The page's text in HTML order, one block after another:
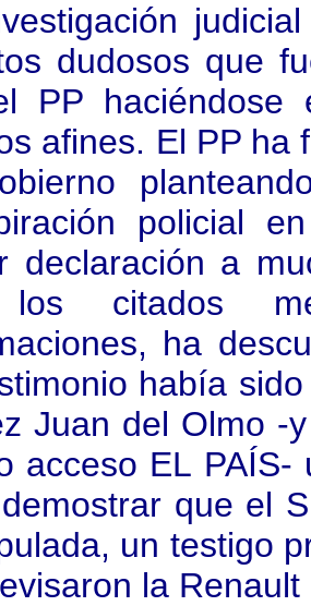
dudosos que
PP haciéndose
afines. El PP ha
policial
declaración a
citados
ha
había
Juan del Olmo -
acceso EL
que el
un testigo
la Renault